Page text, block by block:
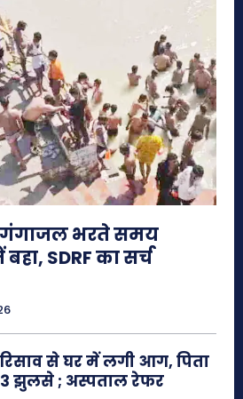
गंगाजल भरते समय
SDRF का सर्च
से घर में लगी आग, पिता
झुलसे ; अस्पताल रेफर